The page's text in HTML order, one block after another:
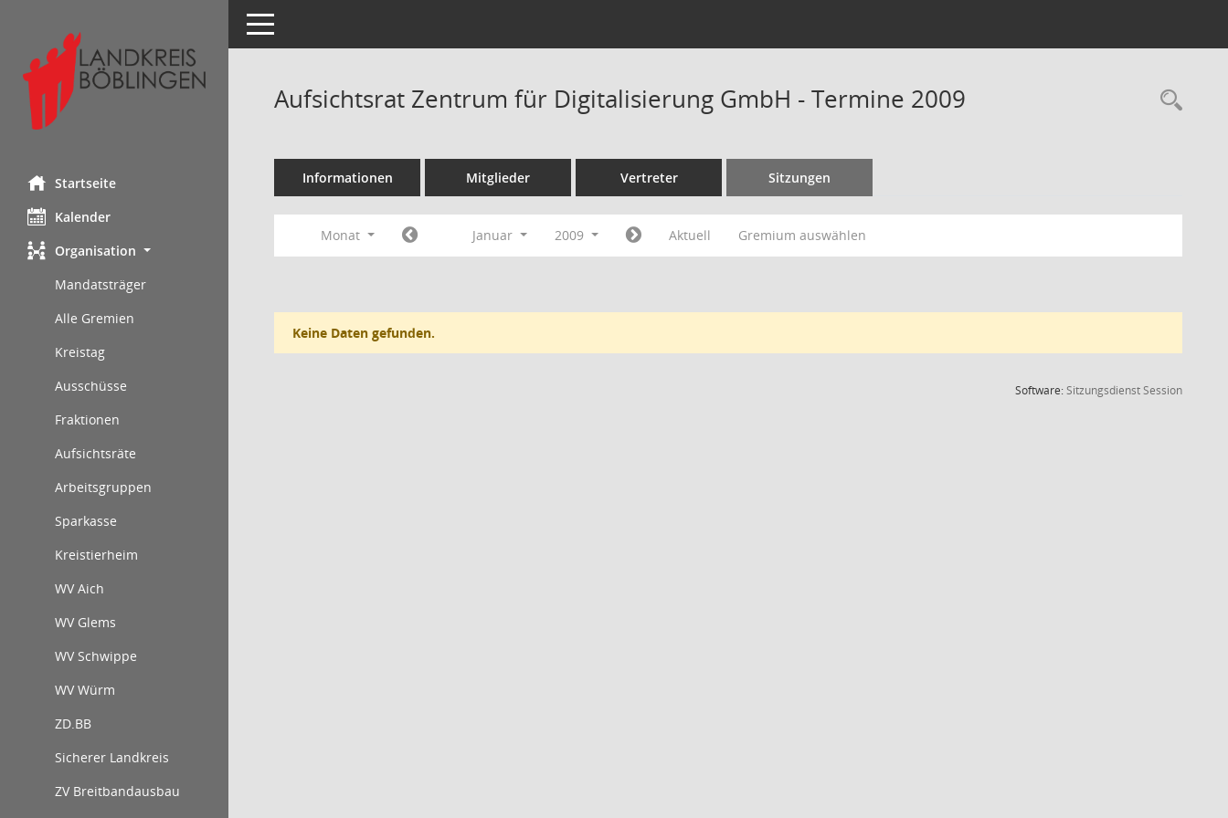
Startseite
Kalender
Organisation
Mandatsträger
Alle Gremien
Kreistag
Ausschüsse
Fraktionen
Aufsichtsräte
Arbeitsgruppen
Sparkasse
Kreistierheim
WV Aich
WV Glems
WV Schwippe
WV Würm
ZD.BB
Sicherer Landkreis
ZV Breitbandausbau
Toggle navigation
Aufsichtsrat Zentrum für Digitalisierung GmbH - Termine 2009
Informationen Mitglieder Vertreter Sitzungen
Monat Januar 2009 Aktuell Gremium auswählen
Keine Daten gefunden.
Software:SitzungsdienstSession(Wird in